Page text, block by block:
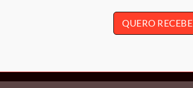
e 30% nos produtos assinalados, de 10 de Julho
QUERO